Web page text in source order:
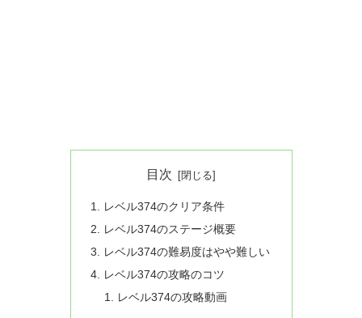
目次
レベル374のクリア条件
レベル374のステージ概要
レベル374の難易度はやや難しい
レベル374の攻略のコツ
レベル374の攻略動画